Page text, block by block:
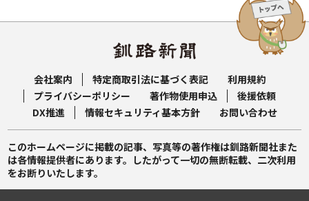
会社案内 特定商取引法に基づく表記
利用規約
プライバシーポリシー
著作物使用申込
後援依頼
DX推進
情報セキュリティ基本方針 お問い合わせ
このホームページに掲載の記事、写真等の著作権は釧路新聞社また
は各情報提供者にあります。したがって一切の無断転載、二次利用
をお断りいたします。